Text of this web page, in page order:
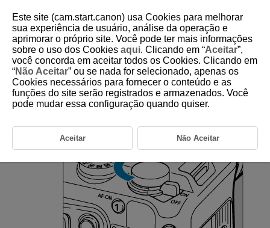
D388-146
Visor de Índice (Visualização de
Várias Imagens)
Este site (cam.start.canon) usa Cookies para melhorar
sua experiência de usuário, análise da operação e
aprimorar o próprio site. Você pode ter mais informações
sobre o uso dos Cookies aqui. Clicando em “Aceitar”,
você concorda em aceitar todos os Cookies. Clicando em
“Não Aceitar” ou se nada for selecionado, apenas os
Cookies necessários para fornecer o conteúdo e as
funções do site serão registrados e armazenados. Você
pode mudar essa configuração quando quiser.
Aceitar Não Aceitar